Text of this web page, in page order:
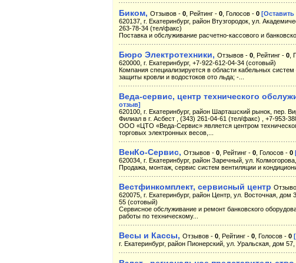
Биком, Отзывов - 0 , Рейтинг - 0 , Голосов - 0 [Оставить
620137, г. Екатеринбург, район Втузгородок, ул.
263-78-34 (тел/факс)
Поставка и обслуживание расчетно-кассового и
Бюро Электротехники, Отзывов - 0 , Рейтинг - 0 ,
620000, г. Екатеринбург, +7-922-612-04-34 (сотовый)
Компания специализируется в области кабельных
защиты кровли и водостоков ото льда; -...
Веда-сервис, центр технического
отзыв]
620100, г. Екатеринбург, район Шарташский рынок, пер.
Филиал в г. Асбест , (343) 261-04-61 (тел/факс) , +7-953-
ООО «ЦТО «Веда-Сервис» является центром
торговых электронных весов,...
ВенКо-Сервис, Отзывов - 0 , Рейтинг - 0 , Голосов - 0
620034, г. Екатеринбург, район Заречный, ул.
Продажа, монтаж, сервис систем вентиляции и
Вестфинкомплект, сервисный центр
620075, г. Екатеринбург, район Центр, ул. Восточная,
55 (сотовый)
Сервисное обслуживание и ремонт банковского
работы по техническому...
Весы и Кассы, Отзывов - 0 , Рейтинг - 0 , Голосов - 0
г. Екатеринбург, район Пионерский, ул. Уральская, дом